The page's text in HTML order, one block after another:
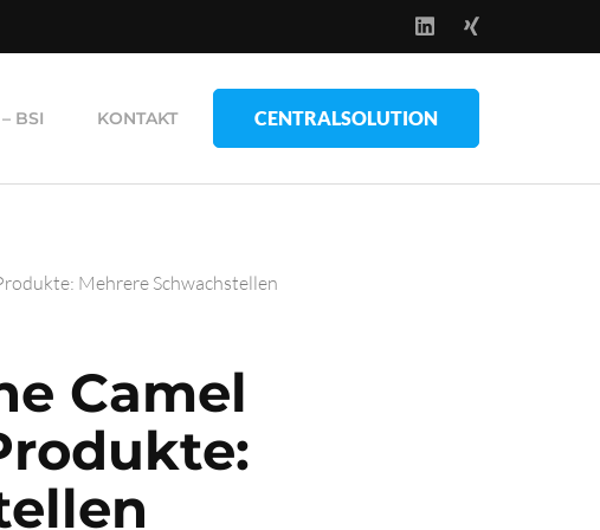
BSI KONTAKT CENTRALSOLUTION
Mehrere Schwachstellen
Camel